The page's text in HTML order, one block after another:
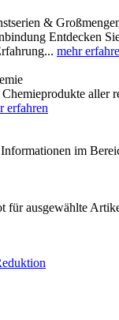
&
Entdecken
mehr
aller
erfahren
im
für ausgewählte